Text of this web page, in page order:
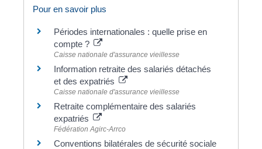
Pour en savoir plus
Périodes internationales : quelle prise en
compte ?
Caisse nationale d'assurance vieillesse
Information retraite des salariés détachés
et des expatriés
Caisse nationale d'assurance vieillesse
Retraite complémentaire des salariés
expatriés
Fédération Agirc-Arrco
Conventions bilatérales de sécurité sociale